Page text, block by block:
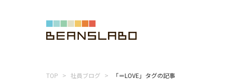
TOP 社員ブログ 「＝LOVE」タグの記事